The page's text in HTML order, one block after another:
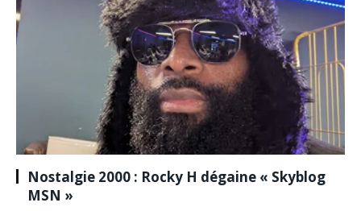
Nostalgie 2000 : Rocky H dégaine « Skyblog
MSN »